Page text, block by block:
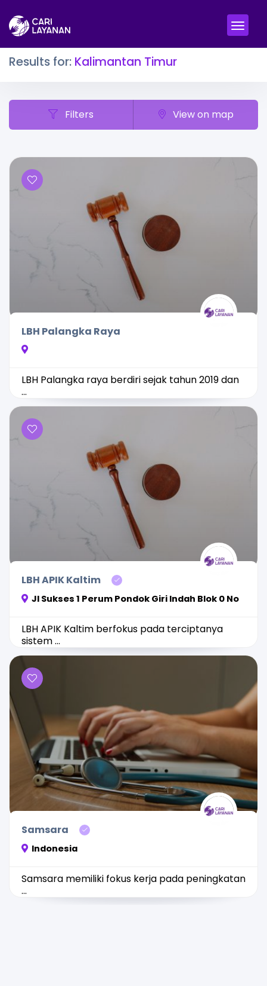
Results for: Kalimantan Timur
Filters View on map
LBH Palangka Raya
LBH Palangka raya berdiri sejak tahun 2019 dan
...
LBH APIK Kaltim
Jl Sukses 1 Perum Pondok Giri Indah Blok 0 No
LBH APIK Kaltim berfokus pada terciptanya
sistem ...
Samsara
Indonesia
Samsara memiliki fokus kerja pada peningkatan
...